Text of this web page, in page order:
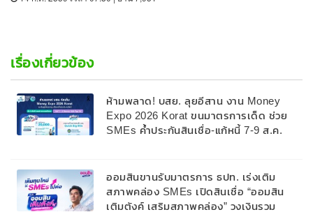
เรื่องเกี่ยวข้อง
ห้ามพลาด! บสย. ลุยอีสาน งาน Money
Expo 2026 Korat ขนมาตรการเด็ด ช่วย
SMEs ค้ำประกันสินเชื่อ-แก้หนี้ 7-9 ส.ค.
ออมสินขานรับมาตรการ ธปท. เร่งเติม
สภาพคล่อง SMEs เปิดสินเชื่อ “ออมสิน
เติมตังค์ เสริมสภาพคล่อง” วงเงินรวม